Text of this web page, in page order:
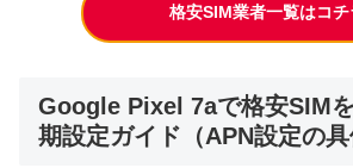
格安SIM業者一覧はコチ
Google Pixel 7aで格安SIM
期設定ガイド（APN設定の具